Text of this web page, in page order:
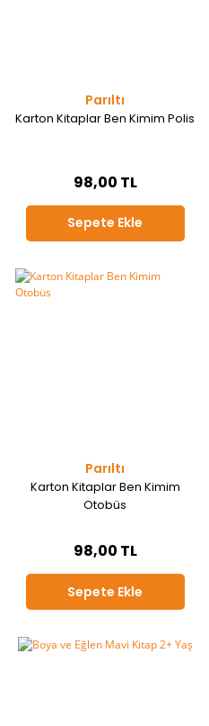
Parıltı
Karton Kitaplar Ben Kimim Polis
98,00 TL
Sepete Ekle
Parıltı
Karton Kitaplar Ben Kimim
Otobüs
98,00 TL
Sepete Ekle